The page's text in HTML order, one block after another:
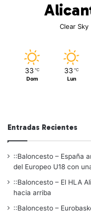
Clear Sky
33 ℃
Dom
33 ℃
Lun
Entradas Recientes
::Baloncesto – España
del Europeo U18 con
::Baloncesto – El HLA
hacia arriba
::Baloncesto –